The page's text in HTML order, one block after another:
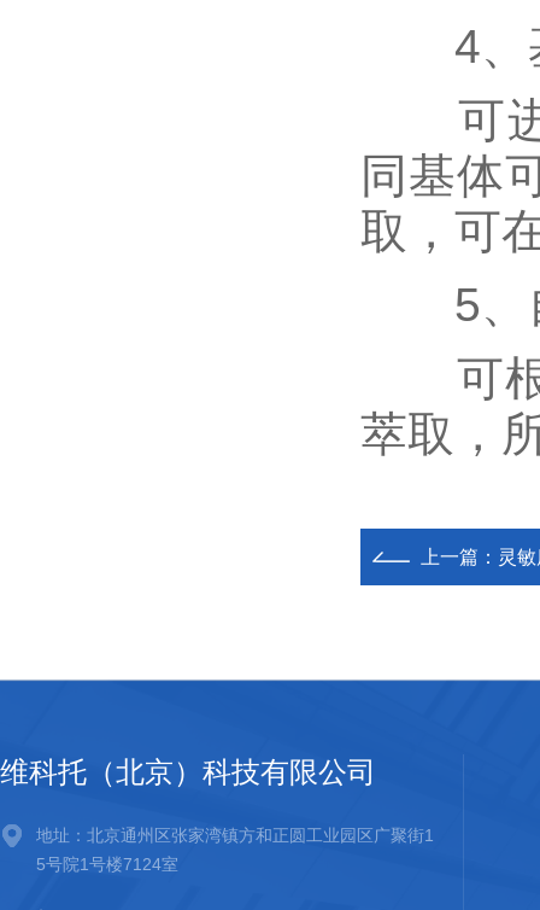
4、
可进
同基体
取，可
5、
可根
萃取，
上一篇： 灵
维科托（北京）科技有限公司
地址：北京通州区张家湾镇方和正圆工业园区广聚街1
5号院1号楼7124室